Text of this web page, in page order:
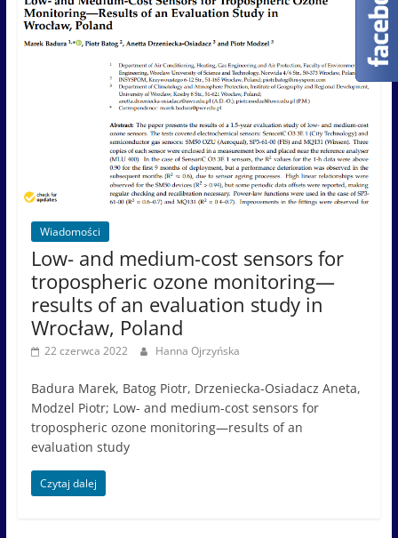
Wiadomości
Low- and medium-cost sensors for
tropospheric ozone monitoring—
results of an evaluation study in
Wrocław, Poland
22 czerwca 2022 Hanna Ojrzyńska
Badura Marek, Batog Piotr, Drzeniecka-Osiadacz Aneta,
Modzel Piotr; Low- and medium-cost sensors for
tropospheric ozone monitoring—results of an
evaluation study
Czytaj dalej